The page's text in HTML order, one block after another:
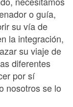
o guía,
su vía de
la integración,
su viaje de
diferentes
por sí
nosotros se lo